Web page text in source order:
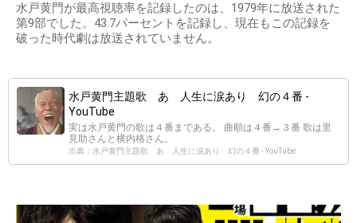
水戸黄門が最高視聴率を記録したのは、1979年に放送された
第9部でした。43.7パーセントを記録し、現在もこの記録を
破った時代劇は放送されていません。
水戸黄門主題歌 あゝ人生に涙あり 幻の４番 -
YouTube
実は水戸黄門の歌は４番まである。 曲順は４番→３番 歌は里
見助さんと横内格さん。
出典：水戸黄門主題歌 あゝ人生に涙あり 幻の４番 - YouTube